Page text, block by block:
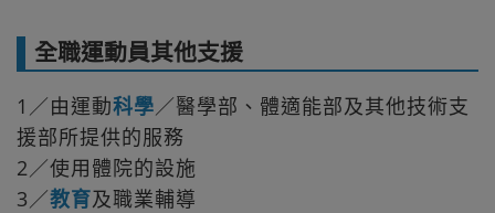
全職運動員其他支援
1／由運動科學／醫學部、體適能部及其他技術支
援部所提供的服務
2／使用體院的設施
3／教育及職業輔導